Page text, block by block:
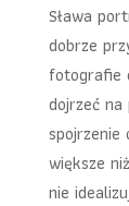
Sława
dobrze
fotografie
dojrzeć na
spojrzenie
większe
nie